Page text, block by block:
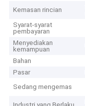
Kemasan rincian
Syarat-syarat
pembayaran
Menyediakan
kemampuan
Bahan
Pasar
Sedang mengemas